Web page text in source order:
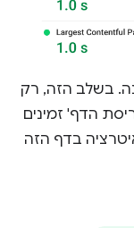
בשלב הזה, רק
הדף' זמינים
בדף הזה